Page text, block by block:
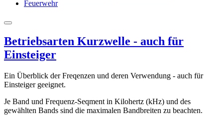
Feuerwehr
Betriebsarten Kurzwelle - auch für
Einsteiger
Ein Überblick der Freqenzen und deren Verwendung - auch für
Einsteiger geeignet.
Je Band und Frequenz-Seqment in Kilohertz (kHz) und des
gewählten Bands sind die maximalen Bandbreiten zu beachten.